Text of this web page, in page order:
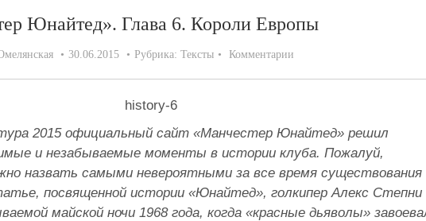
Юнайтед». Глава 6. Короли Европы
30.06.2015 Рубрика: Тексты Комментарии
2015 официальный сайт «Манчестер Юнайтед» решил
и незабываемые моменты в истории клуба. Пожалуй,
назвать самыми невероятными за все время существования
посвященной истории «Юнайтед», голкипер Алекс Степни
майской ночи 1968 года, когда «красные дьяволы»